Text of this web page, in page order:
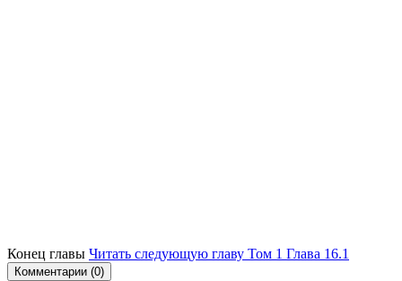
Конец главы Читать следующую главу Том 1 Глава 16.1
Комментарии (0)